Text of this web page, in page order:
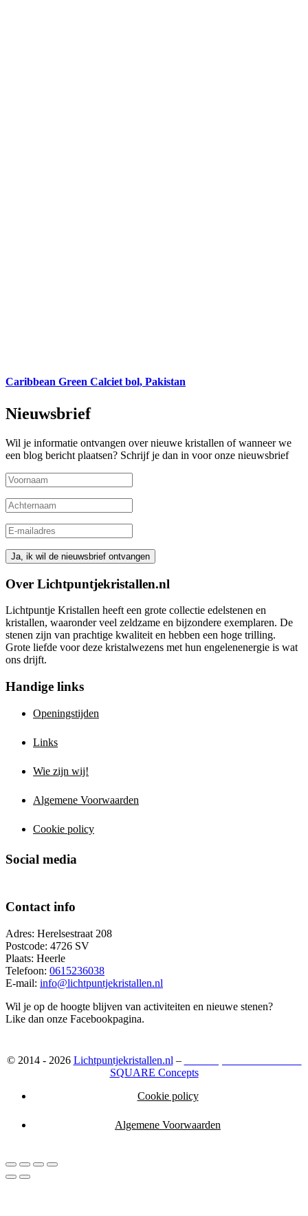
Caribbean Green Calciet bol, Pakistan
Nieuwsbrief
Wil je informatie ontvangen over nieuwe kristallen of wanneer we
een blog bericht plaatsen? Schrijf je dan in voor onze nieuwsbrief
Over Lichtpuntjekristallen.nl
Lichtpuntje Kristallen heeft een grote collectie edelstenen en
kristallen, waaronder veel zeldzame en bijzondere exemplaren. De
stenen zijn van prachtige kwaliteit en hebben een hoge trilling.
Grote liefde voor deze kristalwezens met hun engelenenergie is wat
ons drijft.
Handige links
Openingstijden
Links
Wie zijn wij!
Algemene Voorwaarden
Cookie policy
Social media
Contact info
Adres: Herelsestraat 208
Postcode: 4726 SV
Plaats: Heerle
Telefoon: 0615236038
E-mail: info@lichtpuntjekristallen.nl
Wil je op de hoogte blijven van activiteiten en nieuwe stenen?
Like dan onze Facebookpagina.
© 2014 - 2026 Lichtpuntjekristallen.nl –
SQUARE Concepts
Cookie policy
Algemene Voorwaarden